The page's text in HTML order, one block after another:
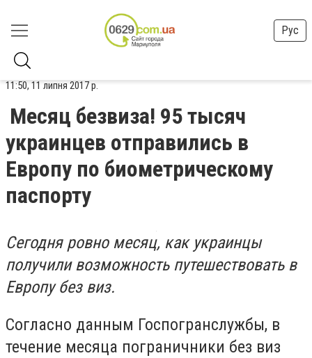
Рус
11:50, 11 липня 2017 р.
Месяц безвиза! 95 тысяч
украинцев отправились в
Европу по биометрическому
паспорту
Сегодня ровно месяц, как украинцы
получили возможность путешествовать в
Европу без виз.
Согласно данным Госпогранслужбы, в
течение месяца пограничники без виз